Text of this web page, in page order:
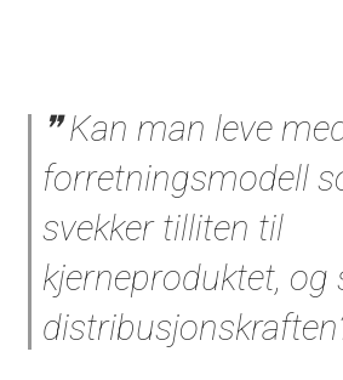
Kan man leve
forretningsmodell
svekker tilliten til
kjerneproduktet, og